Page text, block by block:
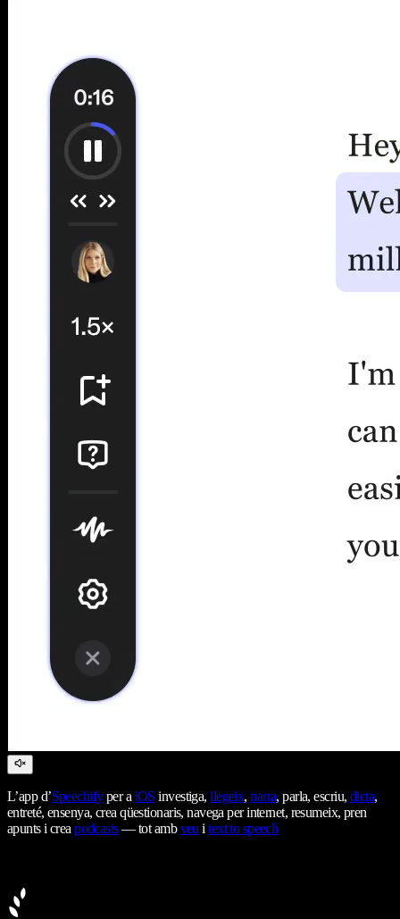
L’app d’Speechifyper aiOS investiga,llegeix,narra, parla, escriu, dicta,
entreté, ensenya, crea qüestionaris, navega per internet, resumeix, pren
apunts i creapodcasts— tot ambveuitext to speech